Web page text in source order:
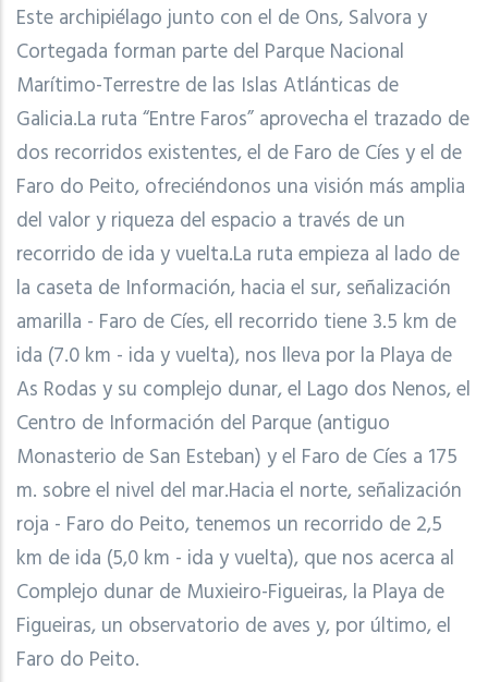
Este archipiélago junto con el de Ons, Salvora y
Cortegada forman parte del Parque Nacional
Marítimo-Terrestre de las Islas Atlánticas de
Galicia.La ruta “Entre Faros” aprovecha el trazado de
dos recorridos existentes, el de Faro de Cíes y el de
Faro do Peito, ofreciéndonos una visión más amplia
del valor y riqueza del espacio a través de un
recorrido de ida y vuelta.La ruta empieza al lado de
la caseta de Información, hacia el sur, señalización
amarilla - Faro de Cíes, ell recorrido tiene 3.5 km de
ida (7.0 km - ida y vuelta), nos lleva por la Playa de
As Rodas y su complejo dunar, el Lago dos Nenos, el
Centro de Información del Parque (antiguo
Monasterio de San Esteban) y el Faro de Cíes a 175
m. sobre el nivel del mar.Hacia el norte, señalización
roja - Faro do Peito, tenemos un recorrido de 2,5
km de ida (5,0 km - ida y vuelta), que nos acerca al
Complejo dunar de Muxieiro-Figueiras, la Playa de
Figueiras, un observatorio de aves y, por último, el
Faro do Peito.